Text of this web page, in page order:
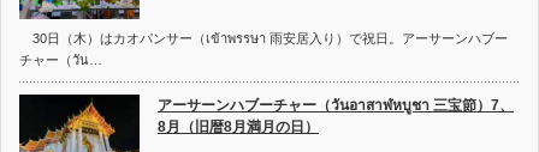
30日（木）はカオパンサー（เข้าพรรษา 雨安居入り）で祝日。アーサーンハブー
チャー（วัน…
アーサーンハブーチャー（วันอาสาฬหบูชา 三宝節）7、
8月（旧暦8月満月の日）